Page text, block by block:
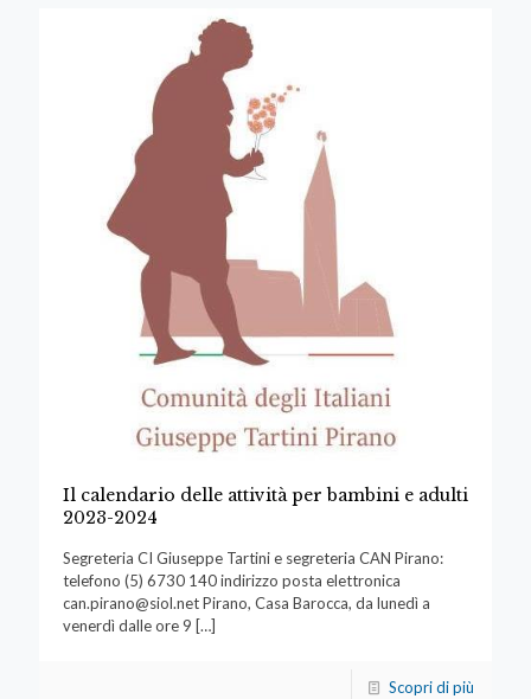
Il calendario delle attività per bambini e adulti
2023-2024
Segreteria CI Giuseppe Tartini e segreteria CAN Pirano:
telefono (5) 6730 140 indirizzo posta elettronica
can.pirano@siol.netPirano, Casa Barocca, da lunedì a
venerdì dalle ore 9 […]
Scopri di più